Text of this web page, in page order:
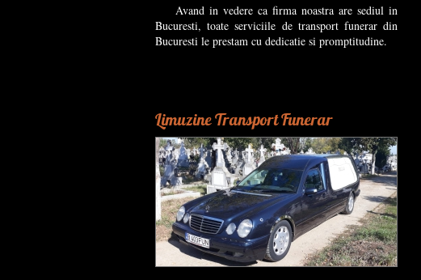
Avand in vedere ca firma noastra are sediul in
Bucuresti, toate serviciile de transport funerar din
Bucuresti le prestam cu dedicatie si promptitudine.
Limuzine Transport Funerar